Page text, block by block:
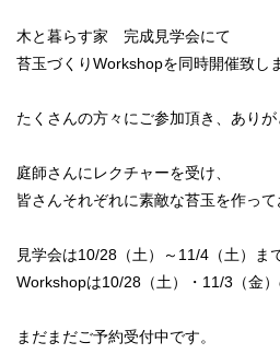
木と暮らす家 完成見学会にて
苔玉づくりWorkshopを同時開催致し
たくさんの方々にご参加頂き、ありが
庭師さんにレクチャーを受け、
皆さんそれぞれに素敵な苔玉を作って
見学会は10/28（土）～11/4（土）ま
Workshopは10/28（土）・11/3（金）
まだまだご予約受付中です。